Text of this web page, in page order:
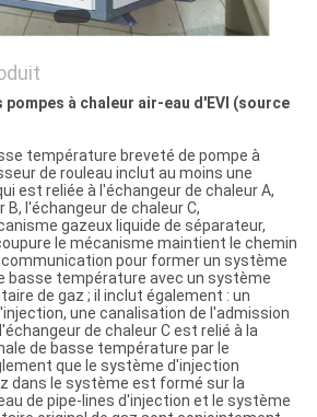
à chaleur air-eau d'EVI (source
température breveté de pompe à
de rouleau inclut au moins une
est reliée à l'échangeur de chaleur A,
B, l'échangeur de chaleur C,
gazeux liquide de séparateur,
le mécanisme maintient le chemin
pour former un système
basse température avec un système
de gaz ; il inclut également : un
une canalisation de l'admission
de chaleur C est relié à la
de basse température par le
que le système d'injection
dans le système est formé sur la
de pipe-lines d'injection et le système